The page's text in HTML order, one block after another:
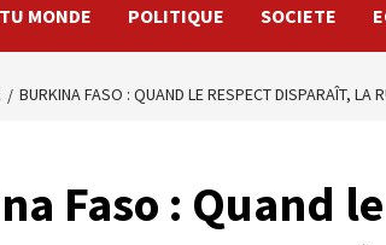
MONDE POLITIQUE SOCIETE
BURKINA FASO : QUAND LE RESPECT DISPARAÎT, LA
Faso : Quand